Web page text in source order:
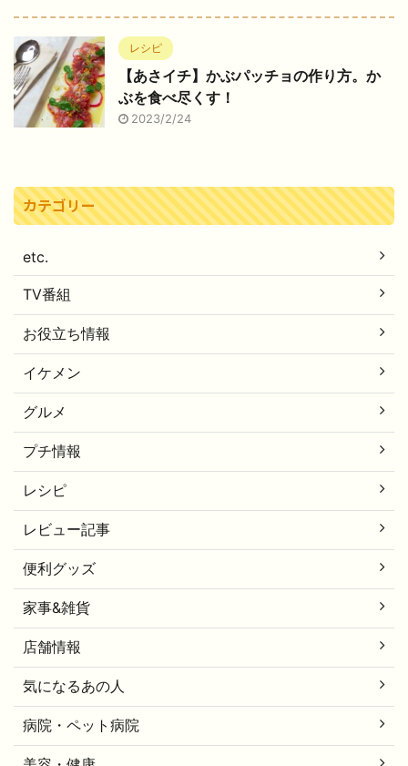
レシピ
【あさイチ】かぶパッチョの作り方。か
ぶを食べ尽くす！
2023/2/24
カテゴリー
etc.
TV番組
お役立ち情報
イケメン
グルメ
プチ情報
レシピ
レビュー記事
便利グッズ
家事&雑貨
店舗情報
気になるあの人
病院・ペット病院